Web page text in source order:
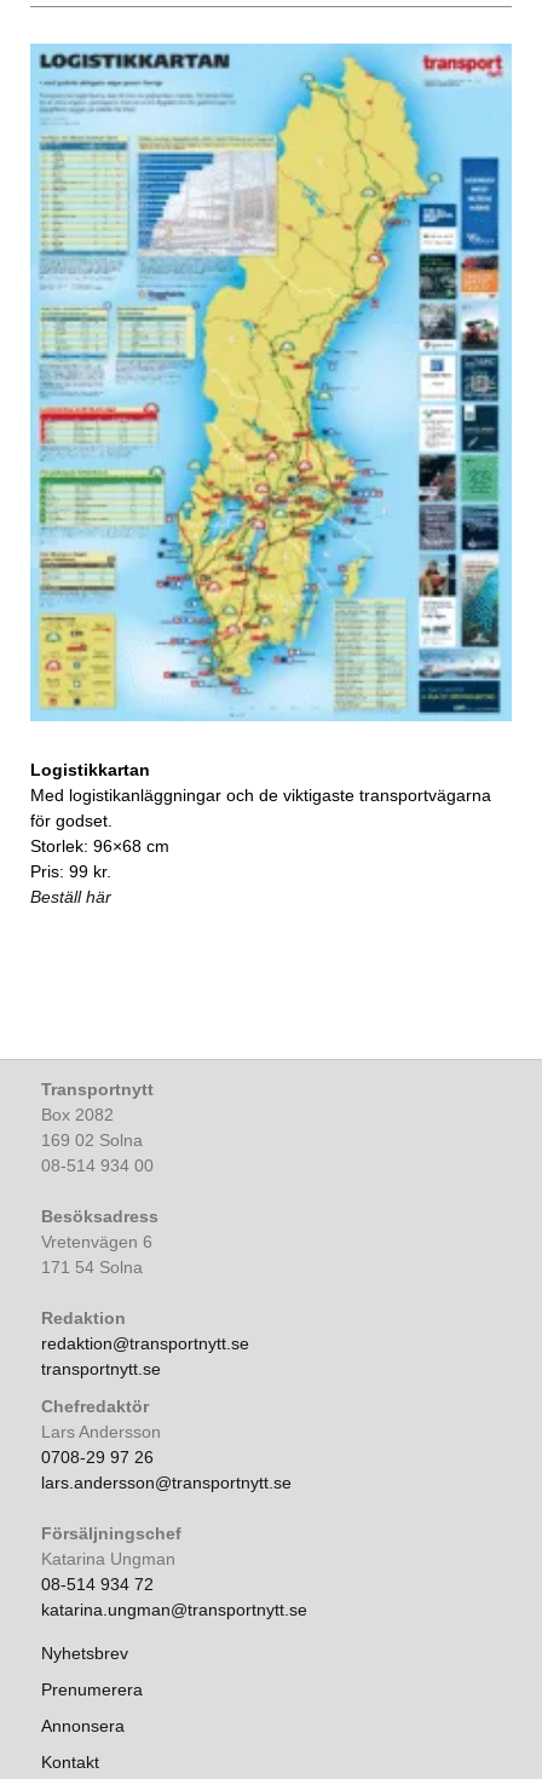
Logistikkartan
Med logistikanläggningar och de viktigaste transportvägarna
för godset.
Storlek: 96×68 cm
Pris: 99 kr.
Beställ här
Transportnytt
Box 2082
169 02 Solna
08-514 934 00
Besöksadress
Vretenvägen 6
171 54 Solna
Redaktion
redaktion@transportnytt.se
transportnytt.se
Chefredaktör
Lars Andersson
0708-29 97 26
lars.andersson@transportnytt.se
Försäljningschef
Katarina Ungman
08-514 934 72
katarina.ungman@transportnytt.se
Nyhetsbrev
Prenumerera
Annonsera
Kontakt